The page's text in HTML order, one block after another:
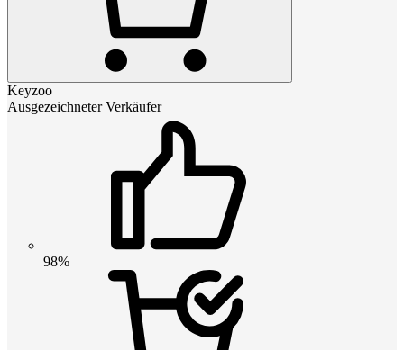
Keyzoo
Ausgezeichneter Verkäufer
98%